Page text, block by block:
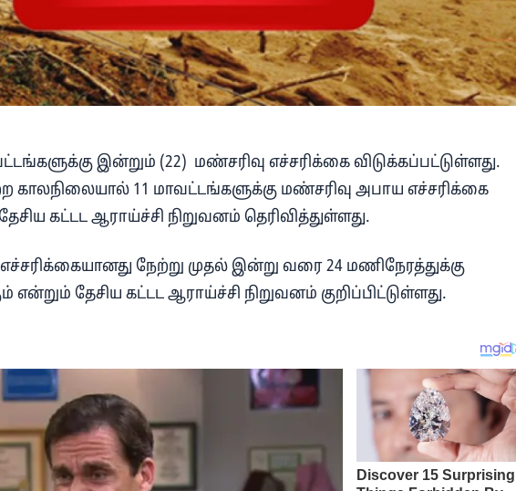
இன்றும் (22) மண்சரிவு எச்சரிக்கை விடுக்கப்பட்டுள்ளது.
காலநிலையால் 11 மாவட்டங்களுக்கு மண்சரிவு அபாய எச்சரிக்கை
கட்டட ஆராய்ச்சி நிறுவனம் தெரிவித்துள்ளது.
நேற்று முதல் இன்று வரை 24 மணிநேரத்துக்கு
என்றும் தேசிய கட்டட ஆராய்ச்சி நிறுவனம் குறிப்பிட்டுள்ளது.